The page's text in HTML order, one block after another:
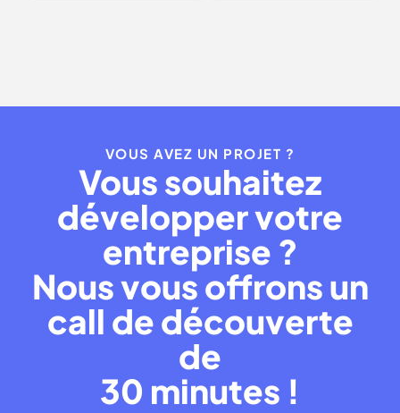
VOUS AVEZ UN PROJET ?
Vous souhaitez
développer votre
entreprise ?
Nous vous offrons un
call de découverte
de
30 minutes !